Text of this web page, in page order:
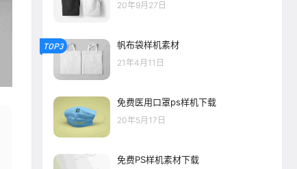
20年9月27日
TOP3 帆布袋样机素材
21年4月11日
免费医用口罩ps样机下载
20年5月17日
免费PS样机素材下载